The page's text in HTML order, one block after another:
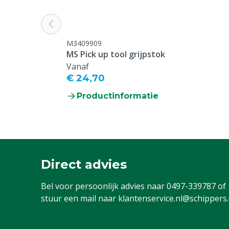
M3409909
MS Pick up tool grijpstok
Vanaf
€ 24,70
Productinformatie
Direct advies
Bel voor persoonlijk advies naar0497-339787of
stuur een mail naar